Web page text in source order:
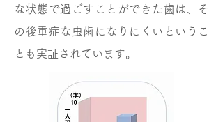
な状態で過ごすことができた歯は、そ
の後重症な虫歯になりにくいというこ
とも実証されています。